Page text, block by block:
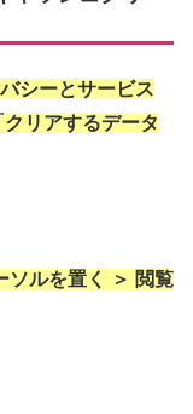
シーとサービス
リアするデータ
ルを置く ＞ 閲覧